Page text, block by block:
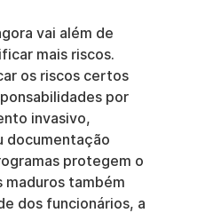
vai além de
mais riscos.
os riscos certos
por
invasivo,
documentação
protegem o
maduros também
dos funcionários, a